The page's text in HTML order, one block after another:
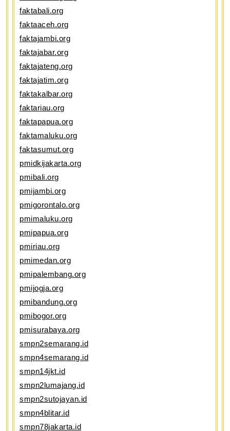
faktabali.org
faktaaceh.org
faktajambi.org
faktajabar.org
faktajateng.org
faktajatim.org
faktakalbar.org
faktariau.org
faktapapua.org
faktamaluku.org
faktasumut.org
pmidkijakarta.org
pmibali.org
pmijambi.org
pmigorontalo.org
pmimaluku.org
pmipapua.org
pmiriau.org
pmimedan.org
pmipalembang.org
pmijogja.org
pmibandung.org
pmibogor.org
pmisurabaya.org
smpn2semarang.id
smpn4semarang.id
smpn14jkt.id
smpn2lumajang.id
smpn2sutojayan.id
smpn4blitar.id
smpn78jakarta.id